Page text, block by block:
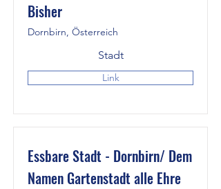
Bisher
Dornbirn, Österreich
Stadt
Link
Essbare Stadt - Dornbirn/ Dem
Namen Gartenstadt alle Ehre